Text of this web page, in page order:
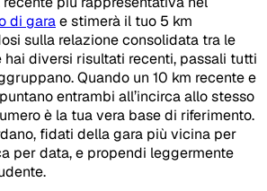
di garae stimerà il tuo 5 km
sulla relazione consolidata tra le
hai diversi risultati recenti, passali tutti
Quando un 10 km recente e
entrambi all’incirca allo stesso
è la tua vera base di riferimento.
fidati della gara più vicina per
per data, e propendi leggermente